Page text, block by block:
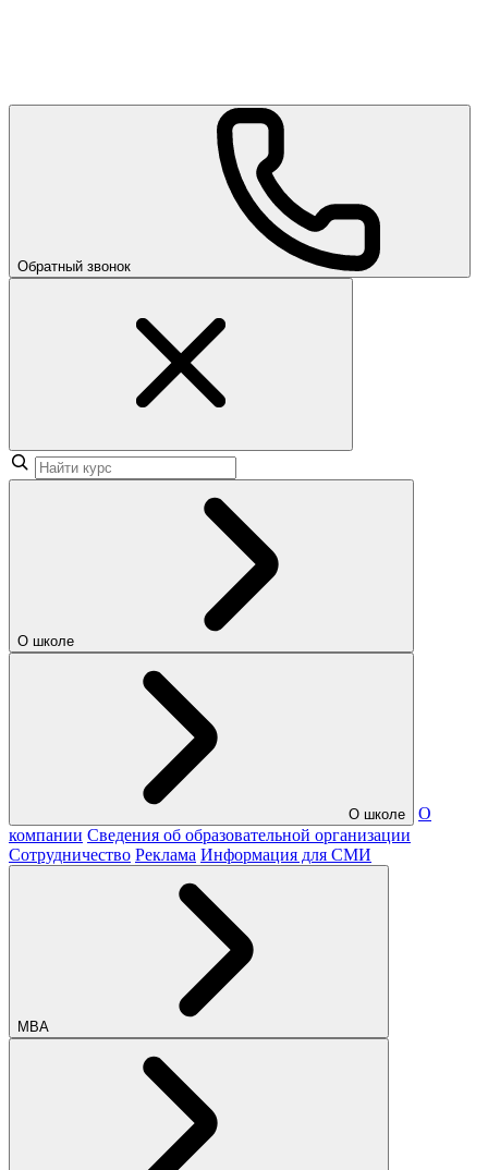
Обратный звонок
О школе
О школе
О
компании Сведения об образовательной организации
Сотрудничество Реклама Информация для СМИ
МВА